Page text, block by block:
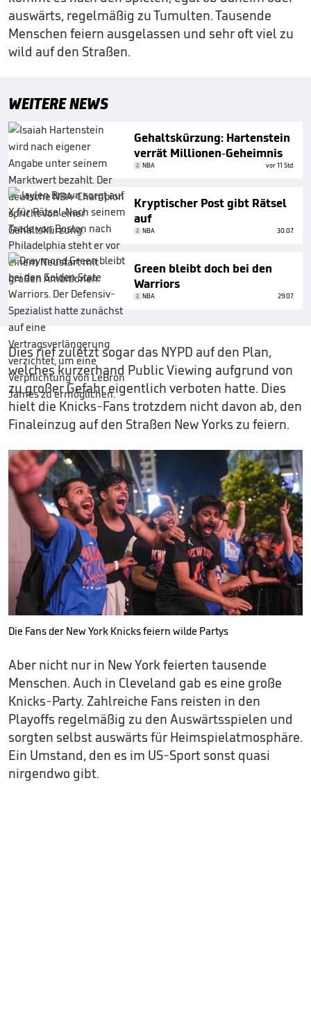
auswärts, regelmäßig zu Tumulten. Tausende
Menschen feiern ausgelassen und sehr oft viel zu
wild auf den Straßen.
WEITERE NEWS
Gehaltskürzung: Hartenstein
verrät Millionen-Geheimnis
NBA vor 11 Std.
Kryptischer Post gibt Rätsel
auf
NBA 30.07.
Green bleibt doch bei den
Warriors
NBA 29.07.
Dies rief zuletzt sogar das NYPD auf den Plan,
welches kurzerhand Public Viewing aufgrund von
zu großer Gefahr eigentlich verboten hatte. Dies
hielt die Knicks-Fans trotzdem nicht davon ab, den
Finaleinzug auf den Straßen New Yorks zu feiern.
Die Fans der New York Knicks feiern wilde Partys
Aber nicht nur in New York feierten tausende
Menschen. Auch in Cleveland gab es eine große
Knicks-Party. Zahlreiche Fans reisten in den
Playoffs regelmäßig zu den Auswärtsspielen und
sorgten selbst auswärts für Heimspielatmosphäre.
Ein Umstand, den es im US-Sport sonst quasi
nirgendwo gibt.